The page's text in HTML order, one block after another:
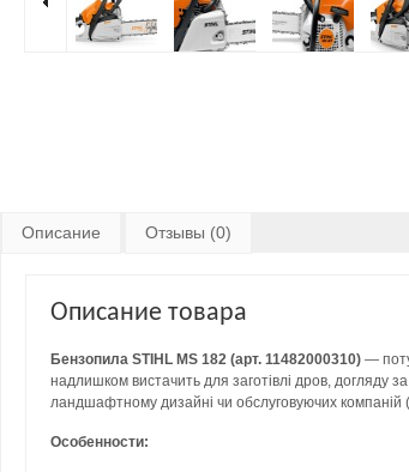
Описание Отзывы (0)
Описание товара
Бензопила STIHL MS 182 (арт. 11482000310) —
надлишком вистачить для заготівлі дров, догляду
ландшафтному дизайні чи обслуговуючих
Особенности: